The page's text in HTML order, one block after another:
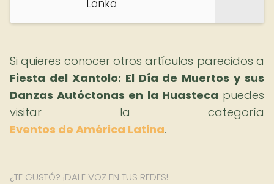
Lanka
Si quieres conocer otros artículos parecidos a
Fiesta del Xantolo: El Día de Muertos y sus
Danzas Autóctonas en la Huasteca puedes
visitar la categoría
Eventos de América Latina.
¿TE GUSTÓ? ¡DALE VOZ EN TUS REDES!